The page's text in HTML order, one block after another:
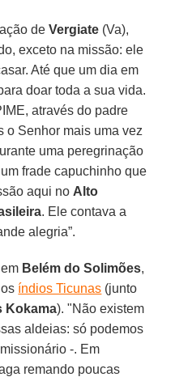
deVergiate (Va),
exceto na missão: ele
Até que um dia em
doar toda a sua vida.
através do padre
o Senhor mais uma vez
uma peregrinação
um frade capuchinho que
aqui no Alto
. Ele contava a
alegria”.
Belém do Solimões,
índios Ticunas (junto
Kokama). "Não existem
aldeias: só podemos
-. Em
remando poucas